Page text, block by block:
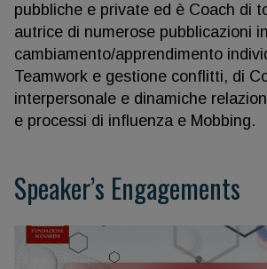
pubbliche e private ed è Coach di
autrice di numerose pubblicazioni
cambiamento/apprendimento
Teamwork e gestione conflitti, di
interpersonale e dinamiche
e processi di influenza e Mobbing.
Speaker’s Engagements